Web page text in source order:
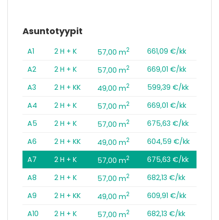
Asuntotyypit
A1 2 H + K 57,00 m2
661,09 €/kk
A2
2 H + K 57,00 m2
669,01 €/kk
A3
2 H + KK 49,00 m2
599,39 €/kk
A4
2 H + K 57,00 m2
669,01 €/kk
A5
2 H + K 57,00 m2
675,63 €/kk
A6
2 H + KK 49,00 m2
604,59 €/kk
A7
2 H + K 57,00 m2
675,63 €/kk
A8
2 H + K 57,00 m2
682,13 €/kk
A9
2 H + KK 49,00 m2
609,91 €/kk
A10
2 H + K 57,00 m2
682,13 €/kk